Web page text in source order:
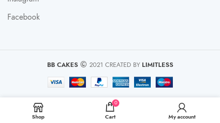
Facebook
BB CAKES 2021 CREATED BY LIMITLESS
Shop
0
Cart My account